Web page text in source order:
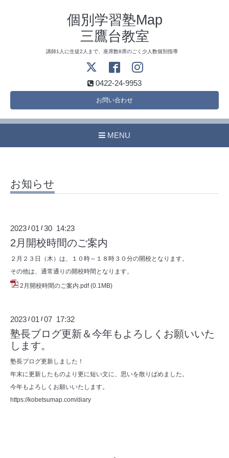
個別学習塾Map
三鷹台教室
講師1人に生徒2人まで、座席数8席のごく少人数個別指導
0422-24-9953
お問い合わせ
MENU
お知らせ
2023 /01 /30 14:23
2月開校時間のご案内
２月２３日（木）は、１０時～１８時３０分の開校となります。
その他は、通常通りの開校時間となります。
2月開校時間のご案内.pdf (0.1MB)
2023 /01 /07 17:32
塾長ブログ更新＆今年もよろしくお願いいた
します。
塾長ブログ更新しました！
年末に更新したものより更に短い文に、思いを散りばめました。
今年もよろしくお願いいたします。
https://kobetsumap.com/diary